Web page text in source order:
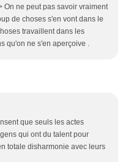
On ne peut pas savoir vraiment
de choses s'en vont dans le
travaillent dans les
qu'on ne s'en aperçoive .
que seuls les actes
qui ont du talent pour
totale disharmonie avec leurs